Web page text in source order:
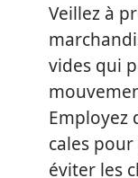
Veillez à
vides qui
Employez
cales
éviter les